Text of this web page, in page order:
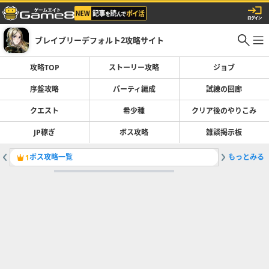
ブレイブリーデフォルト2攻略サイト
攻略TOP ストーリー攻略 ジョブ
序盤攻略 パーティ編成 試練の回廊
クエスト 希少種 クリア後のやりこみ
JP稼ぎ ボス攻略 雑談掲示板
1ボス攻略一覧 2希少種
もっとみる